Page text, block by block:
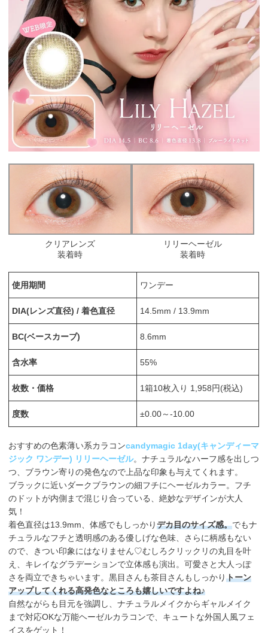
クリアレンズ
装着時
リリーヘーゼル
装着時
使用期間 ワンデー
DIA(レンズ直径) / 着色直径 14.5mm / 13.9mm
BC(ベースカーブ) 8.6mm
含水率 55%
枚数・価格 1箱10枚入り 1,958円(税込)
度数 ±0.00～-10.00
おすすめの色素薄い系カラコンcandymagic 1day(キャンディーマ
ジック ワンデー) リリーヘーゼル。ナチュラルなハーフ感を出しつ
つ、ブラウン寄りの発色なので上品な印象も与えてくれます。
ブラックに近いダークブラウンの細フチにヘーゼルカラー。フチ
のドットが内側まで混じり合っている、絶妙なデザインが大人
気！
着色直径は13.9mm、体感でもしっかりデカ目のサイズ感。でもナ
チュラルなフチと透明感のある優しげな色味、さらに柄感もない
ので、きつい印象にはなりません♡むしろクリックリの丸目を叶
え、キレイなグラデーションで立体感も演出。可愛さと大人っぽ
さを両立できちゃいます。黒目さんも茶目さんもしっかりトーン
アップしてくれる高発色なところも嬉しいですよね♪
自然ながらも目元を強調し、ナチュラルメイクからギャルメイク
まで対応OKな万能ヘーゼルカラコンで、キュートな外国人風フェ
イスをゲット！